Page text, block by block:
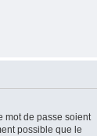
mot de passe soient
possible que le